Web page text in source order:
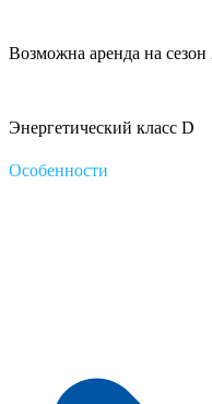
Возможна аренда на сезон
Энергетический класс D
Особенности